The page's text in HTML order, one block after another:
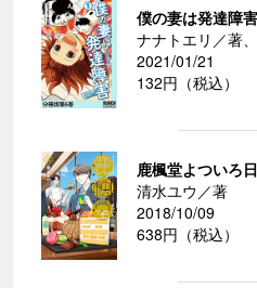
僕の妻は発達障
ナナトエリ／著
2021/01/21
132円（税込）
鹿楓堂よついろ
清水ユウ／著
2018/10/09
638円（税込）